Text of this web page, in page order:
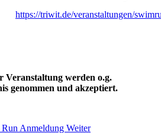
https://triwit.de/veranstaltungen/
Veranstaltung werden o.g.
genommen und akzeptiert.
Anmeldung Weiter